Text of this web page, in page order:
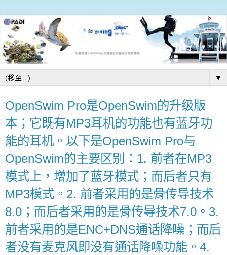
▼
OpenSwim Pro是OpenSwim的升级版
本；它既有MP3耳机的功能也有蓝牙功
能的耳机。以下是OpenSwim Pro与
OpenSwim的主要区别：1. 前者在MP3
模式上，增加了蓝牙模式；而后者只有
MP3模式。2. 前者采用的是骨传导技术
8.0；而后者采用的是骨传导技术7.0。3.
前者采用的是ENC+DNS通话降噪；而后
者没有麦克风即没有通话降噪功能。4.